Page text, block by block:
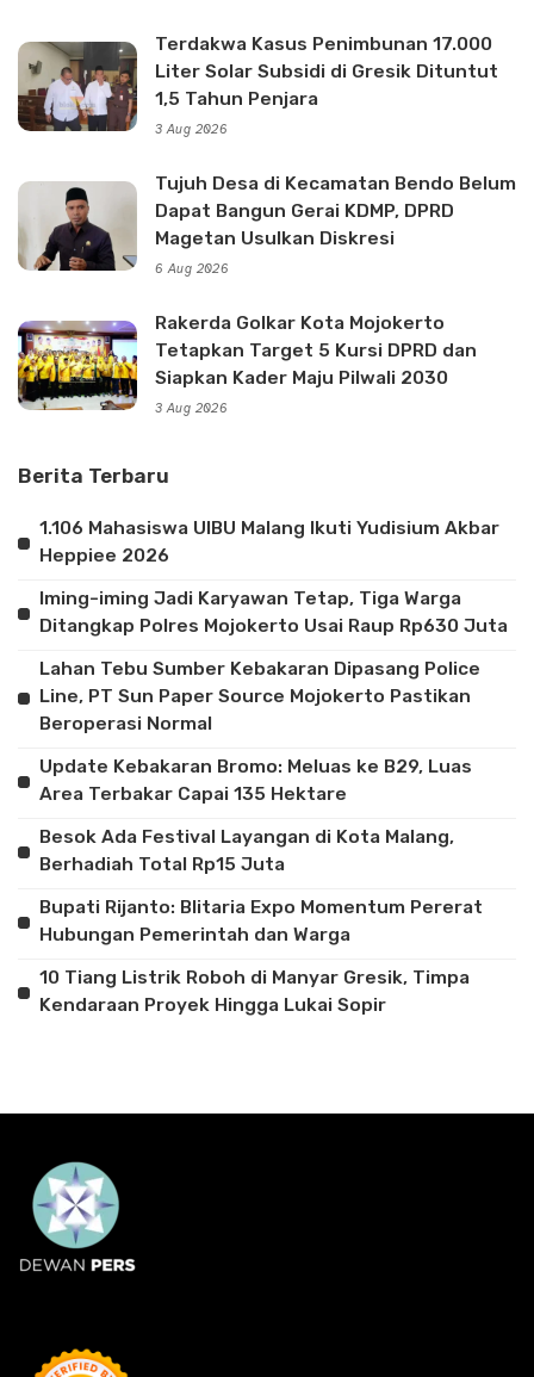
Terdakwa Kasus Penimbunan 17.000
Liter Solar Subsidi di Gresik Dituntut
1,5 Tahun Penjara
3 Aug 2026
Tujuh Desa di Kecamatan Bendo Belum
Dapat Bangun Gerai KDMP, DPRD
Magetan Usulkan Diskresi
6 Aug 2026
Rakerda Golkar Kota Mojokerto
Tetapkan Target 5 Kursi DPRD dan
Siapkan Kader Maju Pilwali 2030
3 Aug 2026
Berita Terbaru
1.106 Mahasiswa UIBU Malang Ikuti Yudisium Akbar
Heppiee 2026
Iming-iming Jadi Karyawan Tetap, Tiga Warga
Ditangkap Polres Mojokerto Usai Raup Rp630 Juta
Lahan Tebu Sumber Kebakaran Dipasang Police
Line, PT Sun Paper Source Mojokerto Pastikan
Beroperasi Normal
Update Kebakaran Bromo: Meluas ke B29, Luas
Area Terbakar Capai 135 Hektare
Besok Ada Festival Layangan di Kota Malang,
Berhadiah Total Rp15 Juta
Bupati Rijanto: Blitaria Expo Momentum Pererat
Hubungan Pemerintah dan Warga
10 Tiang Listrik Roboh di Manyar Gresik, Timpa
Kendaraan Proyek Hingga Lukai Sopir